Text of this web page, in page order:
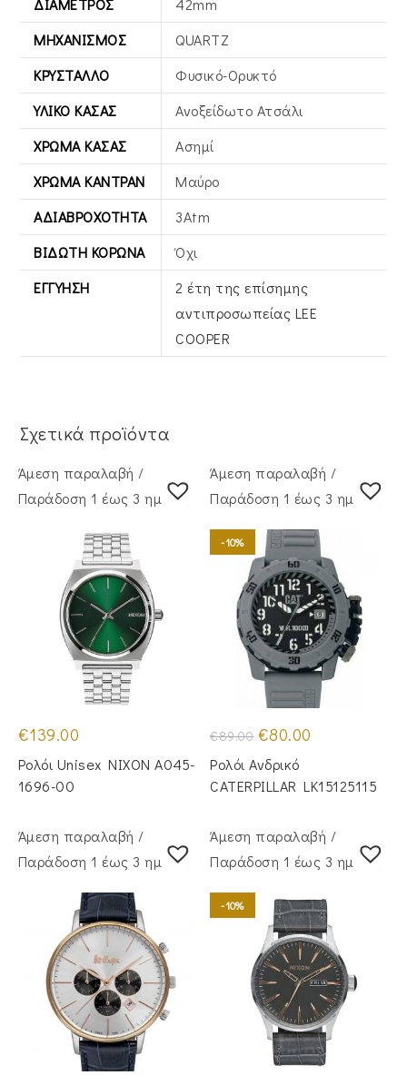
ΜΗΧΑΝΙΣΜΌΣ
QUARTZ
ΚΡΎΣΤΑΛΛΟ
Φυσικό-Ορυκτό
ΥΛΙΚΌ ΚΆΣΑΣ
Ανοξείδωτο Ατσάλι
ΧΡΏΜΑ ΚΆΣΑΣ
Ασημί
ΧΡΏΜΑ ΚΑΝΤΡΆΝ
Μαύρο
ΑΔΙΑΒΡΟΧΌΤΗΤΑ
3Atm
ΒΙΔΩΤΉ ΚΟΡΏΝΑ
Όχι
ΕΓΓΎΗΣΗ
2 έτη της επίσημης
αντιπροσωπείας LEE
COOPER
Σχετικά προϊόντα
Άμεση παραλαβή /
Παράδoση 1 έως 3 ημέρες
€139.00
Ρολόι Unisex NIXON A045-
1696-00
Άμεση παραλαβή /
Παράδoση 1 έως 3 ημέρες
-10%
€89.00 Original
price
was:
€89.00.
€80.00
€80.00.
Ρολόι Ανδρικό
CATERPILLAR LK15125115
Άμεση παραλαβή /
Παράδoση 1 έως 3 ημέρες
Άμεση παραλαβή /
Παράδoση 1 έως 3 ημέρες
-10%